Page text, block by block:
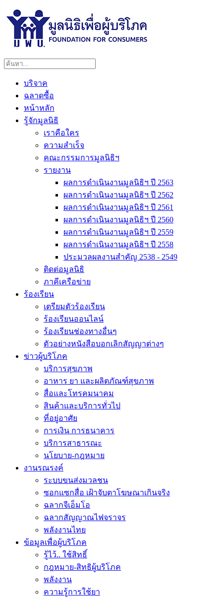
บริจาค
ฉลาดซื้อ
หน้าหลัก
รู้จักมูลนิธิ
เราคือใคร
ความสำเร็จ
คณะกรรมการมูลนิธิฯ
รายงาน
ผลการดำเนินงานมูลนิธิฯ ปี 2563
ผลการดำเนินงานมูลนิธิฯ ปี 2562
ผลการดำเนินงานมูลนิธิฯ ปี 2561
ผลการดำเนินงานมูลนิธิฯ ปี 2560
ผลการดำเนินงานมูลนิธิฯ ปี 2559
ผลการดำเนินงานมูลนิธิฯ ปี 2558
ประมวลผลงานสำคัญ 2538 - 2549
ติดต่อมูลนิธิ
ภาคีเครือข่าย
ร้องเรียน
เตรียมตัวร้องเรียน
ร้องเรียนออนไลน์
ร้องเรียนช่องทางอื่นๆ
ตัวอย่างหนังสือบอกเลิกสัญญาต่างๆ
ข่าวผู้บริโภค
บริการสุขภาพ
อาหาร ยา และผลิตภัณฑ์สุขภาพ
สื่อและโทรคมนาคม
สินค้าและบริการทั่วไป
ที่อยู่อาศัย
การเงิน การธนาคาร
บริการสาธารณะ
นโยบาย-กฎหมาย
งานรณรงค์
ระบบขนส่งมวลชน
ซอกแซกสื่อ เฝ้าจับตาโฆษณาเกินจริง
ฉลากจีเอ็มโอ
ฉลากสัญญาณไฟจราจร
พลังงานไทย
ข้อมูลเพื่อผู้บริโภค
รู้ไว้.. ใช้สิทธิ์
กฎหมาย-สิทธิผู้บริโภค
พลังงาน
ความรู้การใช้ยา